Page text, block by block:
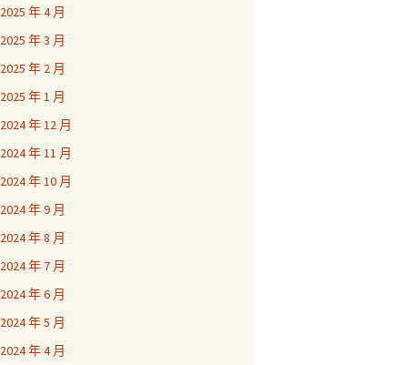
2025 年 4 月
2025 年 3 月
2025 年 2 月
2025 年 1 月
2024 年 12 月
2024 年 11 月
2024 年 10 月
2024 年 9 月
2024 年 8 月
2024 年 7 月
2024 年 6 月
2024 年 5 月
2024 年 4 月